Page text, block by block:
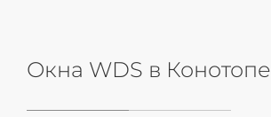
Окна WDS в Конотопе